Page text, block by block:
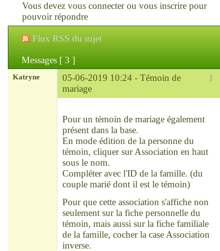
Connexion
Chronica : le site
ChroniKat : les liens
CONTACT
Vous devez vous connecterou vous inscrirepour
pouvoir répondre
Flux RSS du sujet
Messages [ 3 ]
1
Katryne 05-06-2019 10:24 - Témoin de
mariage
Pour un témoin de mariage également
présent dans la base.
En mode édition de la personne du
témoin, cliquer sur Association en haut
sous le nom.
Compléter avec l'ID de la famille. (du
couple marié dont il est le témoin)
Pour que cette association s'affiche non
seulement sur la fiche personnelle du
témoin, mais aussi sur la fiche familiale
de la famille, cocher la case Association
inverse.